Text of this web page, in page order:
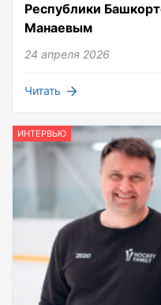
Республики
Манаевым
24 апреля 2026
Читать
ИНТЕРВЬЮ